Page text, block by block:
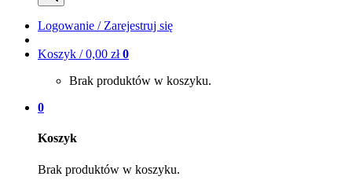
Logowanie / Zarejestruj się
Koszyk /0,00 zł 0
Brak produktów w koszyku.
0
Koszyk
Brak produktów w koszyku.